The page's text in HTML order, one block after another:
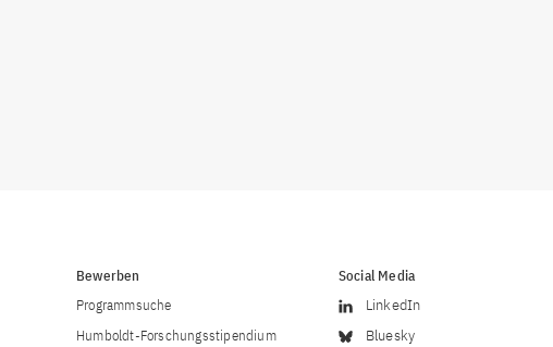
Bewerben
Programmsuche
Humboldt-Forschungsstipendium
Social Media
LinkedIn
Bluesky